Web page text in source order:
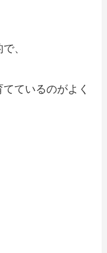
、
ているのがよく